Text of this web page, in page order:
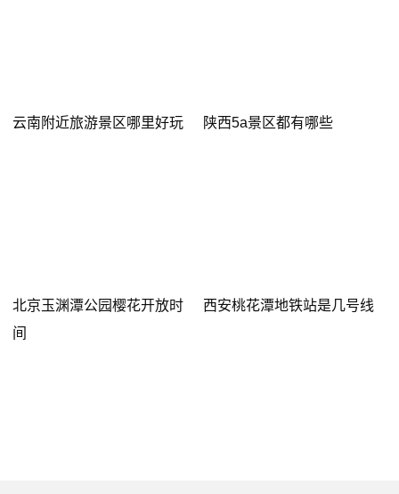
云南附近旅游景区哪里好玩 陕西5a景区都有哪些
北京玉渊潭公园樱花开放时
间
西安桃花潭地铁站是几号线